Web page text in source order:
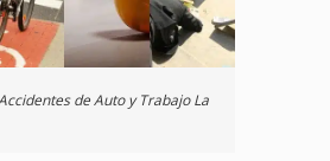
de Auto y Trabajo La